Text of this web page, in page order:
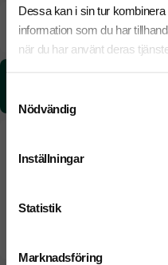
Dessa kan i sin tur
information som du har
när du har använt deras
Nödvändig
Inställningar
Statistik
Marknadsföring
20 Augusti